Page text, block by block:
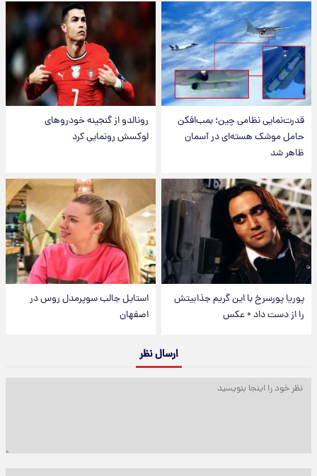
قدرت‌نمایی نظامی چین؛ بمب‌افکن
حامل موشک هسته‌ای در آسمان
ظاهر شد
رونالدو از گنجینه خودروهای
لوکسش رونمایی کرد
پوریا پورسرخ با این گریم جذابیتش
را از دست داد + عکس
استایل جالب سوپرمدل روس در
اصفهان
ارسال نظر